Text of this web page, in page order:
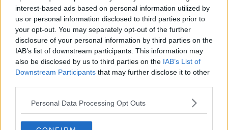
interest-based ads based on personal information utilized by
us or personal information disclosed to third parties prior to
your opt-out. You may separately opt-out of the further
disclosure of your personal information by third parties on the
IAB’s list of downstream participants. This information may
also be disclosed by us to third parties on the IAB’s List of
Downstream Participants that may further disclose it to other
Personal Data Processing Opt Outs
il via alla cerimonia, passando poi la parola al sindaco Luca Salvetti
che nel suo intervento ha celebrato il profondo legame affettivo e
familiare che unisce l'artista alla città toscana, ricordando come
Conti abbia costantemente promosso l'immagine di Livorno su
palcoscenici prestigiosi.
Ha ricordato momenti significativi, come il sostegno durante
l'alluvione del 2017 e la scelta della Terrazza Mascagni come luogo
simbolo per promuovere la cucina italiana per la campagna
Unesco.
L'onorificenza inserisce il presentatore in un albo di figure illustri
che hanno contribuito alla storia e al prestigio della comunità. Il
Sindaco ha rievocato gli inizi della carriera di entrambi